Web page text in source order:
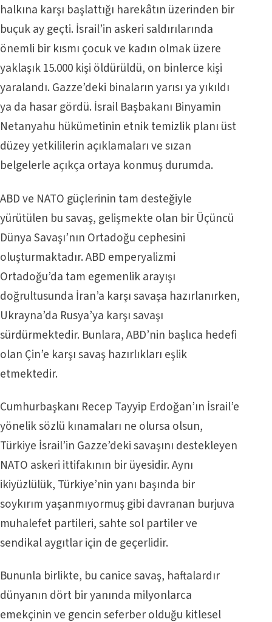
halkına karşı başlattığı harekâtın üzerinden bir
buçuk ay geçti. İsrail’in askeri saldırılarında
önemli bir kısmı çocuk ve kadın olmak üzere
yaklaşık 15.000 kişi öldürüldü, on binlerce kişi
yaralandı. Gazze’deki binaların yarısı ya yıkıldı
ya da hasar gördü. İsrail Başbakanı Binyamin
Netanyahu hükümetinin etnik temizlik planı üst
düzey yetkililerin açıklamaları ve sızan
belgelerle açıkça ortaya konmuş durumda.
ABD ve NATO güçlerinin tam desteğiyle
yürütülen bu savaş, gelişmekte olan bir Üçüncü
Dünya Savaşı’nın Ortadoğu cephesini
oluşturmaktadır. ABD emperyalizmi
Ortadoğu’da tam egemenlik arayışı
doğrultusunda İran’a karşı savaşa hazırlanırken,
Ukrayna’da Rusya’ya karşı savaşı
sürdürmektedir. Bunlara, ABD’nin başlıca hedefi
olan Çin’e karşı savaş hazırlıkları eşlik
etmektedir.
Cumhurbaşkanı Recep Tayyip Erdoğan’ın İsrail’e
yönelik sözlü kınamaları ne olursa olsun,
Türkiye İsrail’in Gazze’deki savaşını destekleyen
NATO askeri ittifakının bir üyesidir. Aynı
ikiyüzlülük, Türkiye’nin yanı başında bir
soykırım yaşanmıyormuş gibi davranan burjuva
muhalefet partileri, sahte sol partiler ve
sendikal aygıtlar için de geçerlidir.
Bununla birlikte, bu canice savaş, haftalardır
dünyanın dört bir yanında milyonlarca
emekçinin ve gencin seferber olduğu kitlesel